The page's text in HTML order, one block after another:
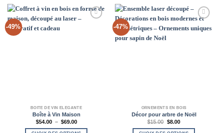
-49%
BOÎTE DE VIN ÉLÉGANTE
Boîte à Vin Maison
$54.00 – $69.00Plage
prix :
-47%
Wishlist
ORNEMENTS EN BOIS
Décor pour arbre de Noël
$15.00 Le
prix
initial
$8.00Le
actuel